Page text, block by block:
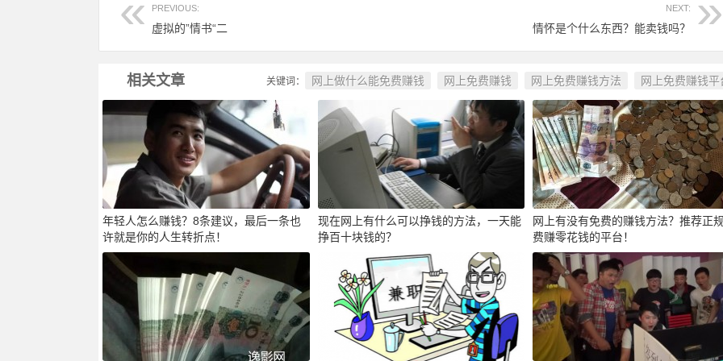
PREVIOUS:
虚拟的”情书“二
NEXT:
情怀是个什么东西？能卖钱吗？
相关文章 关键词： 网上做什么能免费赚钱 网上免费赚钱 网上免费赚钱方法 网上免费赚钱平
年轻人怎么赚钱？8条建议，最后一条也
许就是你的人生转折点！
现在网上有什么可以挣钱的方法，一天能
挣百十块钱的？
网上有没有免费的赚钱方法？推荐正
费赚零花钱的平台！